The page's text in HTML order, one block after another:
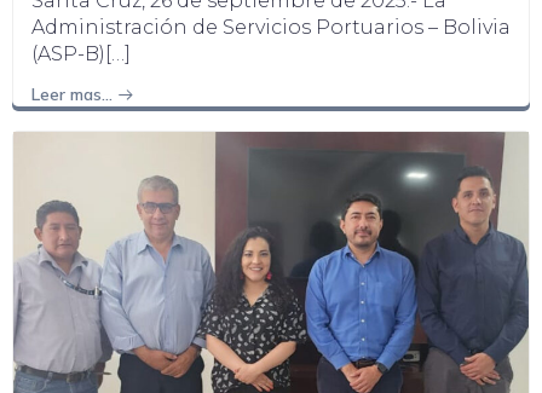
Administración de Servicios Portuarios – Bolivia
(ASP-B)[…]
Leer mas…